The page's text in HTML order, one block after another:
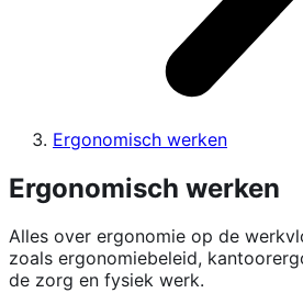
Ergonomisch werken
Ergonomisch werken
Alles over ergonomie op de
zoals ergonomiebeleid,
de zorg en fysiek werk.